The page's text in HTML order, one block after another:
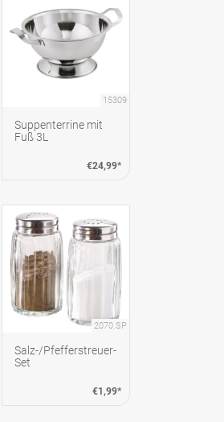
15309
Suppenterrine mit
Fuß 3L
€24,99*
2070.SP
Salz-/Pfefferstreuer-
Set
€1,99*